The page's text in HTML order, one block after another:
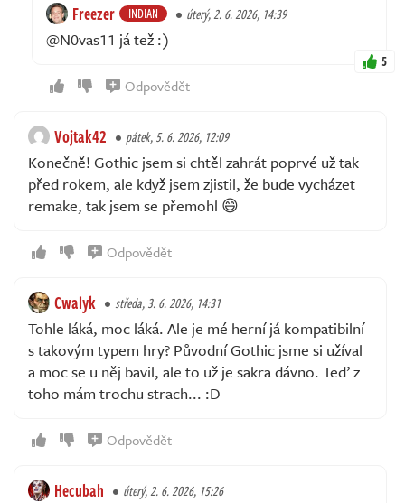
Freezer INDIAN úterý, 2. 6. 2026, 14:39
@N0vas11 já tež :)
5
Odpovědět
Vojtak42 pátek, 5. 6. 2026, 12:09
Konečně! Gothic jsem si chtěl zahrát poprvé už tak
před rokem, ale když jsem zjistil, že bude vycházet
remake, tak jsem se přemohl 😄
Odpovědět
Cwalyk středa, 3. 6. 2026, 14:31
Tohle láká, moc láká. Ale je mé herní já kompatibilní
s takovým typem hry? Původní Gothic jsme si užíval
a moc se u něj bavil, ale to už je sakra dávno. Teď z
toho mám trochu strach... :D
Odpovědět
Hecubah úterý, 2. 6. 2026, 15:26